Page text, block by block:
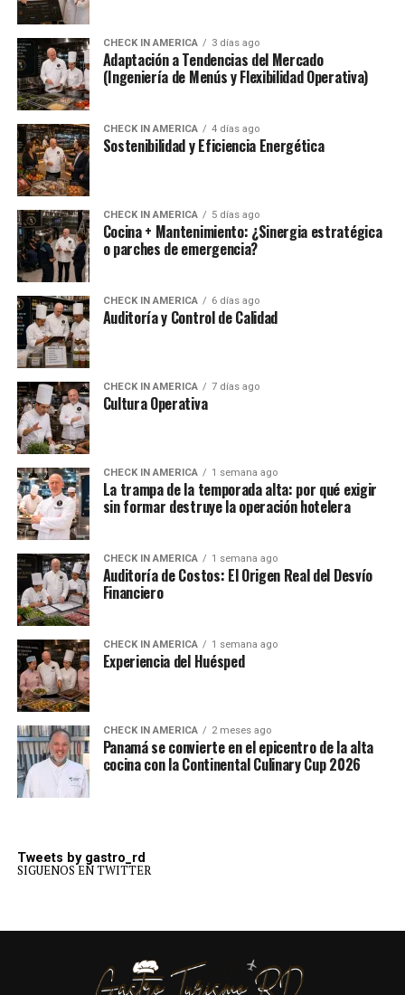
CHECK IN AMERICA 3 días ago
Adaptación a Tendencias del Mercado
(Ingeniería de Menús y Flexibilidad Operativa)
CHECK IN AMERICA 4 días ago
Sostenibilidad y Eficiencia Energética
CHECK IN AMERICA 5 días ago
Cocina + Mantenimiento: ¿Sinergia estratégica
o parches de emergencia?
CHECK IN AMERICA 6 días ago
Auditoría y Control de Calidad
CHECK IN AMERICA 7 días ago
Cultura Operativa
CHECK IN AMERICA 1 semana ago
La trampa de la temporada alta: por qué exigir
sin formar destruye la operación hotelera
CHECK IN AMERICA 1 semana ago
Auditoría de Costos: El Origen Real del Desvío
Financiero
CHECK IN AMERICA 1 semana ago
Experiencia del Huésped
CHECK IN AMERICA 2 meses ago
Panamá se convierte en el epicentro de la alta
cocina con la Continental Culinary Cup 2026
Tweets by gastro_rd
SIGUENOS EN TWITTER